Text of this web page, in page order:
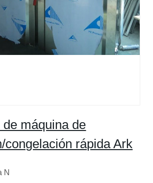
máquina de
congelación rápida Ark
N